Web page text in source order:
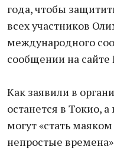
года, чтобы
всех участников
международного
сообщении на
Как заявили в
останется в Токио,
могут «стать
непростые